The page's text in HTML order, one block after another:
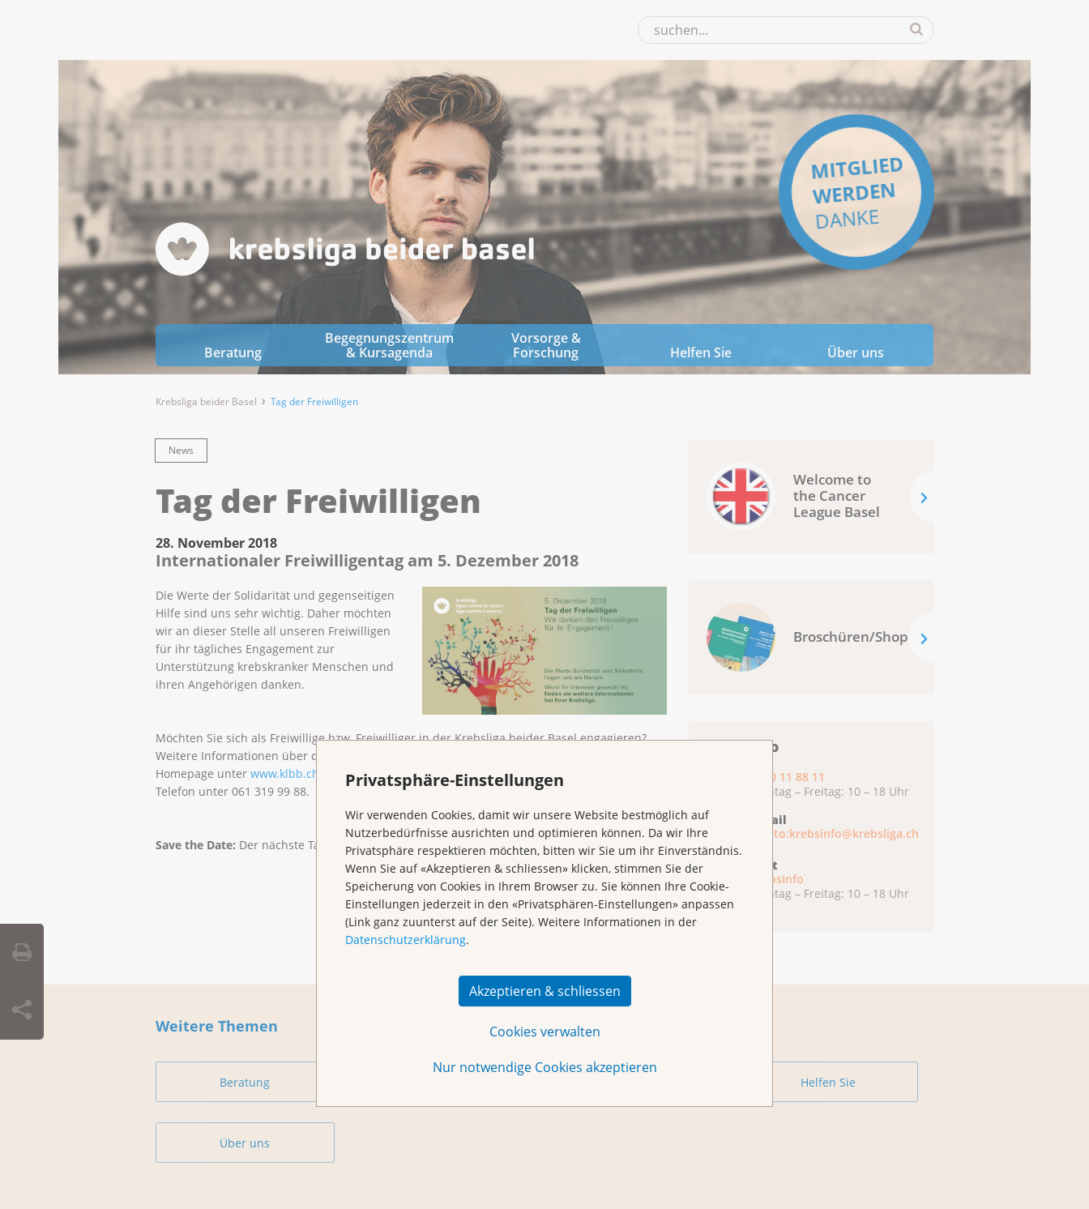
Privatsphäre-Einstellungen
Wir verwenden Cookies, damit wir unsere Website bestmöglich auf
Nutzerbedürfnisse ausrichten und optimieren können. Da wir Ihre
Privatsphäre respektieren möchten, bitten wir Sie um ihr Einverständnis.
Wenn Sie auf «Akzeptieren & schliessen» klicken, stimmen Sie der
Speicherung von Cookies in Ihrem Browser zu. Sie können Ihre Cookie-
Einstellungen jederzeit in den «Privatsphären-Einstellungen» anpassen
(Link ganz zuunterst auf der Seite). Weitere Informationen in der
Datenschutzerklärung.
Akzeptieren & schliessen
Cookies verwalten
Nur notwendige Cookies akzeptieren
MITGLIED
WERDEN
DANKE
Beratung
Begegnungszentrum
& Kursagenda
Vorsorge &
Forschung
Helfen Sie Über uns
Krebsliga beider Basel Tag der Freiwilligen
News
Tag der Freiwilligen
28. November 2018
Internationaler Freiwilligentag am 5. Dezember 2018
Die Werte der Solidarität und gegenseitigen
Hilfe sind uns sehr wichtig. Daher möchten
wir an dieser Stelle all unseren Freiwilligen
für ihr tägliches Engagement zur
Unterstützung krebskranker Menschen und
ihren Angehörigen danken.
Möchten Sie sich als Freiwillige bzw. Freiwilliger in der Krebsliga beider Basel engagieren?
Weitere Informationen über die verschiedenen Hilfsmöglichkeiten finden Sie auf unserer
Homepage unter www.klbb.ch oder kontaktieren Sie uns per E-Mail aninfo@klbb.ch
Telefon unter 061 319 99 88.
Save the Date: Der nächste Tag der Krebsliga findet amSamstag, den 18. Mai 2019statt.
Welcome to
the Cancer
League Basel
Broschüren/Shop
KrebsInfo
0800 11 88 11
Montag – Freitag: 10 – 18 Uhr
E-Mail
mailto:krebsinfo@krebsliga.ch
Chat
KrebsInfo
Montag – Freitag: 10 – 18 Uhr
Weitere Themen
Beratung
Begegnungszentrum &
Helfen Sie
Über uns